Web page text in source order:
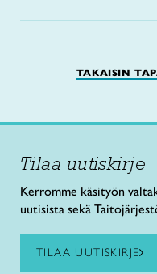
TAKAISIN
Tilaa uutiskirje
Kerromme käsityön
uutisista sekä
TILAA UUTISKIRJE